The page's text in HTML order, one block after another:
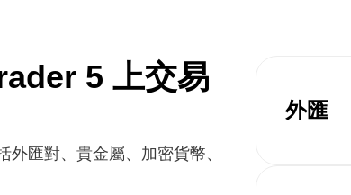
5 上交易
匯對、貴金屬、加密貨幣、
外匯